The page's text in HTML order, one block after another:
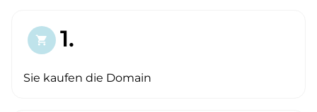
shopping_cart 1.
Sie kaufen die Domain